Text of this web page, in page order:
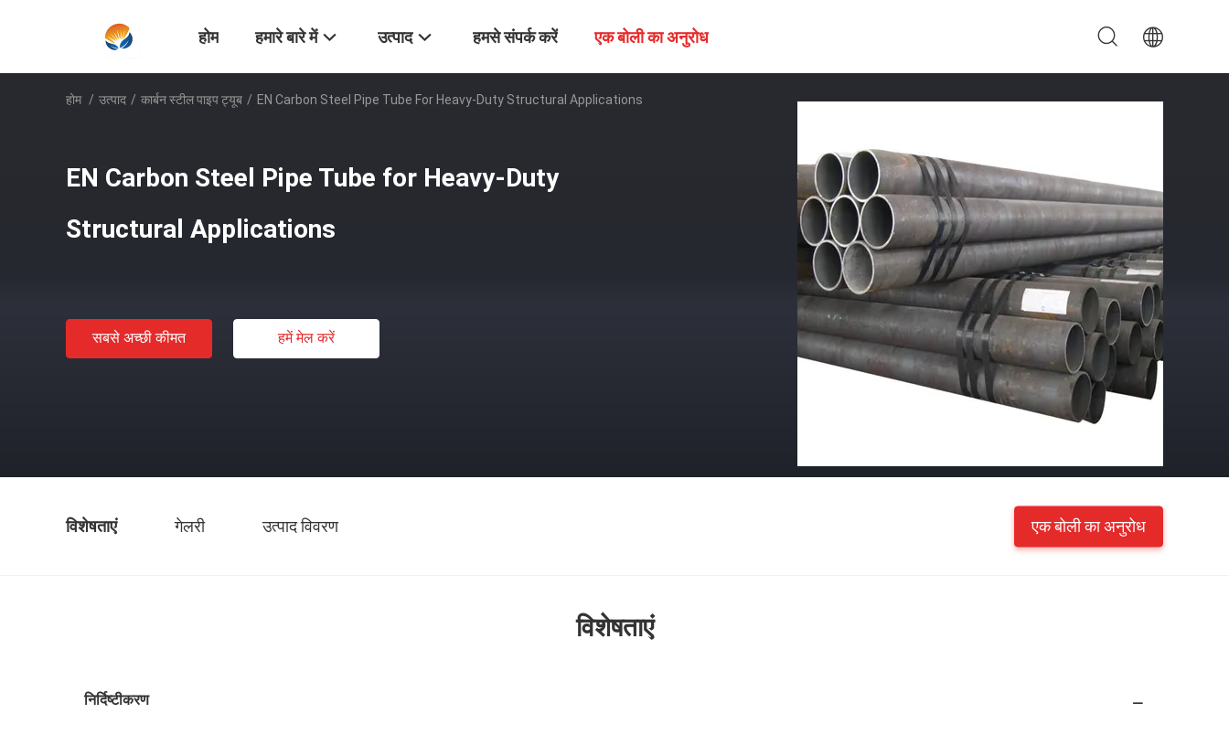
होम हमारे बारे में उत्पाद हमसे संपर्क करें एक बोली का अनुरोध
होम / उत्पाद / कार्बन स्टील पाइप ट्यूब / EN Carbon Steel Pipe Tube For Heavy-Duty Structural Applications
EN Carbon Steel Pipe Tube for Heavy-Duty
Structural Applications
सबसे अच्छी कीमत हमें मेल करें
विशेषताएं गेलरी उत्पाद विवरण एक बोली का अनुरोध
विशेषताएं
निर्दिष्टीकरण